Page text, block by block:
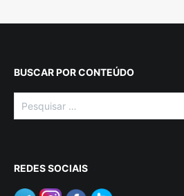
BUSCAR POR CONTEÚDO
Pesquisar
por:
REDES SOCIAIS